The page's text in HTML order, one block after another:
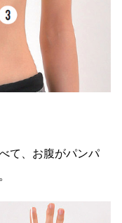
て、お腹がパンパ